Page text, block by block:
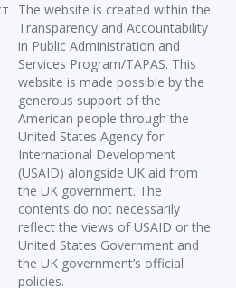
The website is created within the
Transparency and Accountability
in Public Administration and
Services Program/TAPAS. This
website is made possible by the
generous support of the
American people through the
United States Agency for
International Development
(USAID) alongside UK aid from
the UK government. The
contents do not necessarily
reflect the views of USAID or the
United States Government and
the UK government’s official
policies.